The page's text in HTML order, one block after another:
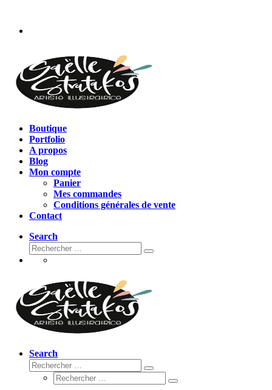
contenu
Boutique
Portfolio
A propos
Blog
Mon compte
Panier
Mes commandes
Conditions générales de vente
Contact
Search
Rechercher
Rechercher
Search
Rechercher
Rechercher
Rechercher
Rechercher